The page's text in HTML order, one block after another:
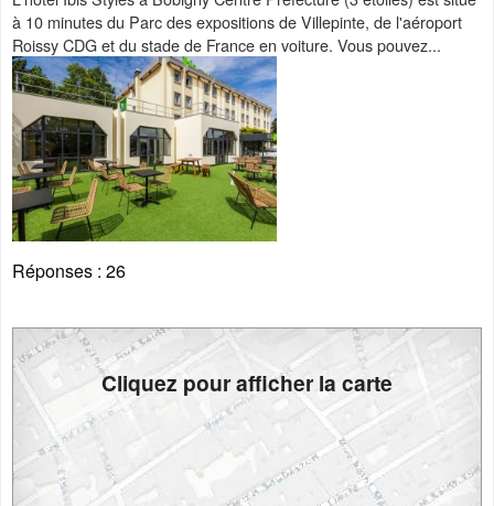
à 10 minutes du Parc des expositions de Villepinte, de l'aéroport
Roissy CDG et du stade de France en voiture. Vous pouvez...
Réponses : 26
Cliquez pour afficher la carte